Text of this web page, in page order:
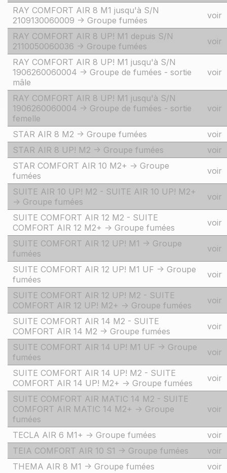
RAY COMFORT AIR 8 M1 jusqu'à S/N
2109130060009 -> Groupe fumées
voir
RAY COMFORT AIR 8 UP! M1 depuis S/N
2110050060036 -> Groupe fumées
voir
RAY COMFORT AIR 8 UP! M1 jusqu'à S/N
1906260060004 -> Groupe de fumées - sortie
mâle
voir
RAY COMFORT AIR 8 UP! M1 jusqu'à S/N
1906260060004 -> Groupe de fumées - sortie
femelle
voir
STAR AIR 8 M2 -> Groupe fumées
voir
STAR AIR 8 UP! M2 -> Groupe fumées
voir
STAR COMFORT AIR 10 M2+ -> Groupe
fumées
voir
SUITE AIR 10 UP! M2 - SUITE AIR 10 UP! M2+
-> Groupe fumées
voir
SUITE COMFORT AIR 12 M2 - SUITE
COMFORT AIR 12 M2+ -> Groupe fumées
voir
SUITE COMFORT AIR 12 UP! M1 -> Groupe
fumées
voir
SUITE COMFORT AIR 12 UP! M1 UF -> Groupe
fumées
voir
SUITE COMFORT AIR 12 UP! M2 - SUITE
COMFORT AIR 12 UP! M2+ -> Groupe fumées
voir
SUITE COMFORT AIR 14 M2 - SUITE
COMFORT AIR 14 M2 -> Groupe fumées
voir
SUITE COMFORT AIR 14 UP! M1 UF -> Groupe
fumées
voir
SUITE COMFORT AIR 14 UP! M2 - SUITE
COMFORT AIR 14 UP! M2+ -> Groupe fumées
voir
SUITE COMFORT AIR MATIC 14 M2 - SUITE
COMFORT AIR MATIC 14 M2+ -> Groupe
fumées
voir
TECLA AIR 6 M1+ -> Groupe fumées
voir
TEIA COMFORT AIR 10 S1 -> Groupe fumées
voir
THEMA AIR 8 M1 -> Groupe fumées
voir